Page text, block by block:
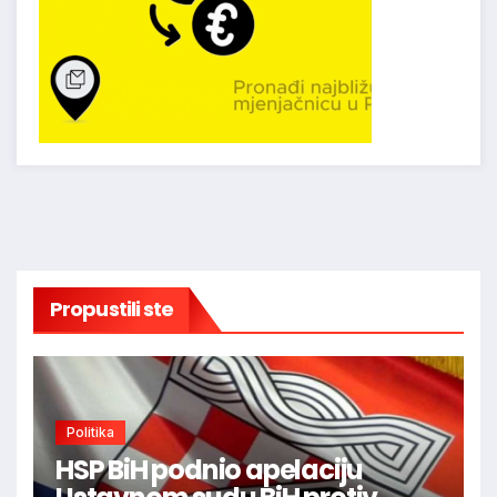
Propustili ste
Politika
HSP BiH podnio apelaciju